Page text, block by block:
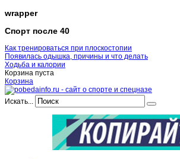
wrapper
Спорт после 40
Как тренироваться при плоскостопии
Появилась одышка, причины и что делать
Ходьба и калории
Корзина пуста
Корзина
Искать...